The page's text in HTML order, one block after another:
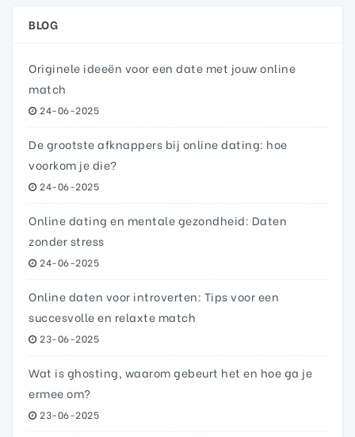
BLOG
Originele ideeën voor een date met jouw online
match
24-06-2025
De grootste afknappers bij online dating: hoe
voorkom je die?
24-06-2025
Online dating en mentale gezondheid: Daten
zonder stress
24-06-2025
Online daten voor introverten: Tips voor een
succesvolle en relaxte match
23-06-2025
Wat is ghosting, waarom gebeurt het en hoe ga je
ermee om?
23-06-2025